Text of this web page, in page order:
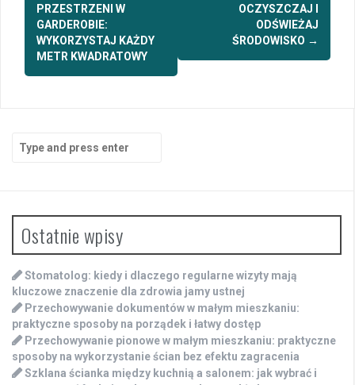
PRZESTRZENI W
GARDEROBIE:
WYKORZYSTAJ KAŻDY
METR KWADRATOWY
OCZYSZCZAJ I
ODŚWIEŻAJ
ŚRODOWISKO →
for:
Ostatnie wpisy
Stomatolog: kiedy i dlaczego regularne wizyty mają
kluczowe znaczenie dla zdrowia jamy ustnej
Przechowywanie dokumentów w małym mieszkaniu:
praktyczne sposoby na porządek i łatwy dostęp
Przechowywanie pionowe w małym mieszkaniu: praktyczne
sposoby na wykorzystanie ścian bez efektu zagracenia
Szklana ścianka między kuchnią a salonem: jak wybrać i